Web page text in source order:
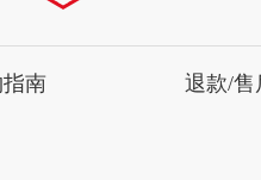
南 退款/售